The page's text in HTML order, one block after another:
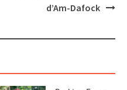
d’Am-Dafock